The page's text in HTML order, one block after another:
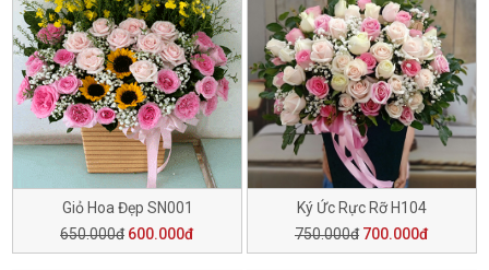
Giỏ Hoa Đẹp SN001
650.000đ 600.000đ
Ký Ức Rực Rỡ H104
750.000đ 700.000đ